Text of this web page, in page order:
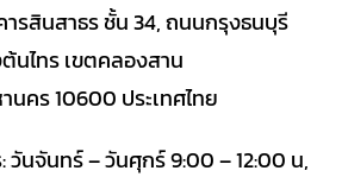
ารสินสาธร ชั้น 34, ถนนกรุงธนบุรี
นไทร เขตคลองสาน
นคร 10600 ประเทศไทย
: วันจันทร์ – วันศุกร์ 9:00 – 12:00 น,